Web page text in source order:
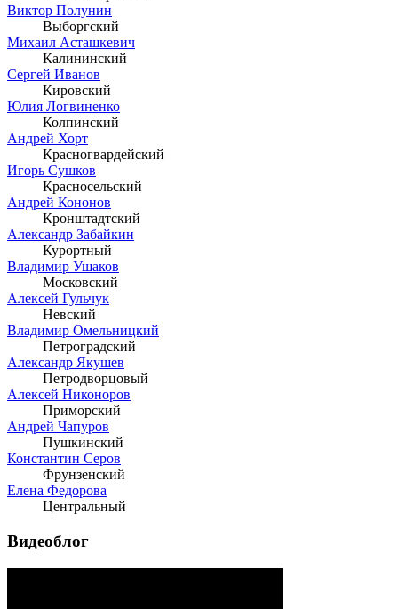
Виктор Полунин
Выборгский
Михаил Асташкевич
Калининский
Сергей Иванов
Кировский
Юлия Логвиненко
Колпинский
Андрей Хорт
Красногвардейский
Игорь Сушков
Красносельский
Андрей Кононов
Кронштадтский
Александр Забайкин
Курортный
Владимир Ушаков
Московский
Алексей Гульчук
Невский
Владимир Омельницкий
Петроградский
Александр Якушев
Петродворцовый
Алексей Никоноров
Приморский
Андрей Чапуров
Пушкинский
Константин Серов
Фрунзенский
Елена Федорова
Центральный
Видеоблог